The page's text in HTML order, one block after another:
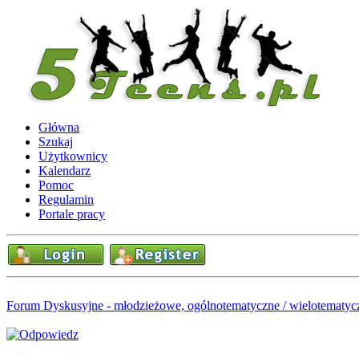
Główna
Szukaj
Użytkownicy
Kalendarz
Pomoc
Regulamin
Portale pracy
Forum Dyskusyjne - młodzieżowe, ogólnotematyczne /